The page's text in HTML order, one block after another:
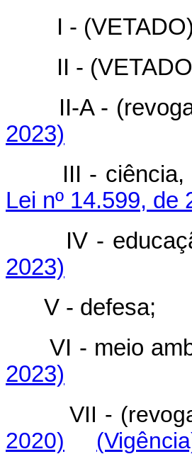
I - (VETADO)
II -
II-A -
2023)
III -
Lei nº 14.599, de
IV -
2023)
V - defesa;
VI - meio
2023)
VII -
2020)